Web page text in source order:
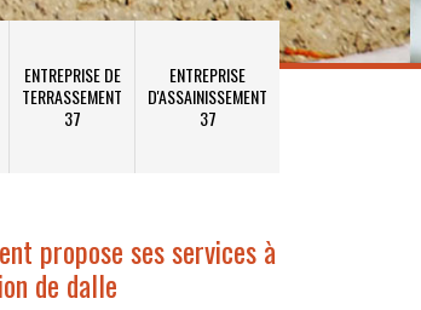
ENTREPRISE DE
TERRASSEMENT
37
ENTREPRISE
D'ASSAINISSEMENT
37
propose ses services à
de dalle